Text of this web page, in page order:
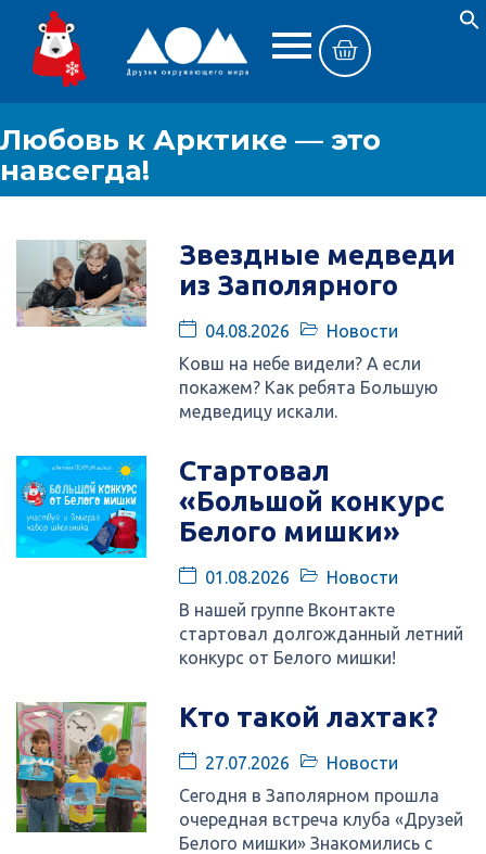
Любовь к Арктике — это
навсегда!
Звездные медведи
из Заполярного
04.08.2026
Новости
Ковш на небе видели? А если
покажем? Как ребята Большую
медведицу искали.
Стартовал
«Большой конкурс
Белого мишки»
01.08.2026
Новости
В нашей группе Вконтакте
стартовал долгожданный летний
конкурс от Белого мишки!
Кто такой лахтак?
27.07.2026
Новости
Сегодня в Заполярном прошла
очередная встреча клуба «Друзей
Белого мишки» Знакомились с